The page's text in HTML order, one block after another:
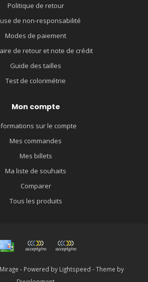
Politique de retour
de non-responsabilité
Modes de paiement
de retour et note de crédit
Guide des tailles
Test de colorimétrie
Mon compte
sur le compte
Mes commandes
Mes billets
Ma liste de souhaits
Comparer
Tous les produits
- Powered by Lightspeed - Theme by